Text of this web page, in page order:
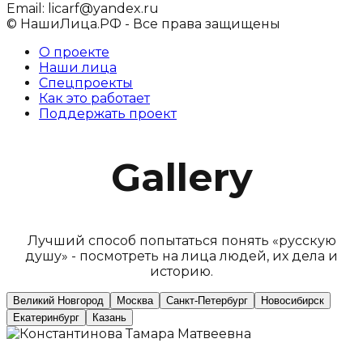
Email: licarf@yandex.ru
© НашиЛица.РФ - Все права защищены
О проекте
Наши лица
Спецпроекты
Как это работает
Поддержать проект
Gallery
Лучший способ попытаться понять «русскую
душу» - посмотреть на лица людей, их дела и
историю.
Великий Новгород Москва Санкт-Петербург
Новосибирск
Екатеринбург
Казань